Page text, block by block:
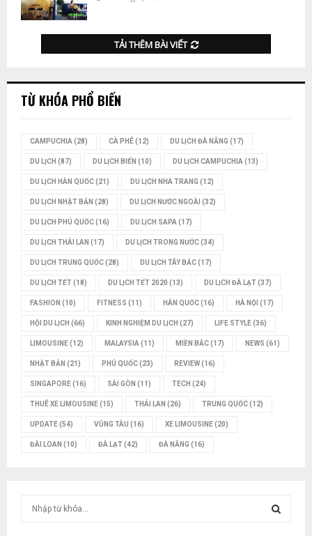
TẢI THÊM BÀI VIẾT
TỪ KHÓA PHỔ BIẾN
CAMPUCHIA (28) CÀ PHÊ(12) DU LỊCH ĐÀ NẴNG (17)
DU LỊCH (87) DU LỊCH BIỂN (10) DU LỊCH CAMPUCHIA (13)
DU LỊCH HÀN QUỐC(21) DU LỊCH NHA TRANG (12)
DU LỊCH NHẬT BẢN (28) DU LỊCH NƯỚC NGOÀI (32)
DU LỊCH PHÚ QUỐC(16) DU LỊCH SAPA (17)
DU LỊCH THÁI LAN (17) DU LỊCH TRONG NƯỚC(34)
DU LỊCH TRUNG QUỐC(28) DU LỊCH TÂY BẮC(17)
DU LỊCH TẾT(18) DU LỊCH TẾT 2020 (13) DU LỊCH ĐÀ LẠT(37)
FASHION (10) FITNESS (11) HÀN QUỐC(16) HÀ NỘI (17)
HỘI DU LỊCH (66) KINH NGHIỆM DU LỊCH (27) LIFE STYLE(36)
LIMOUSINE(12) MALAYSIA (11) MIỀN BẮC(17) NEWS (61)
NHẬT BẢN (21) PHÚ QUỐC(23) REVIEW(16)
SINGAPORE(16) SÀI GÒN (11) TECH (24)
THUÊ XE LIMOUSINE(15) THÁI LAN (26) TRUNG QUỐC(12)
UPDATE(54) VŨNG TÀU (16) XE LIMOUSINE(20)
ĐÀI LOAN (10) ĐÀ LẠT(42) ĐÀ NẴNG (16)